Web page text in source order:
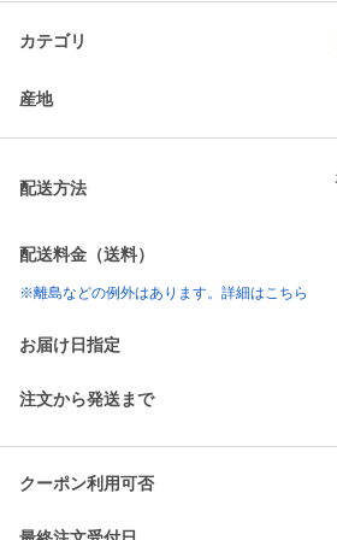
カテゴリ
産地
配送方法
配送料金（送料）
※離島などの例外はあります。詳細はこちら
お届け日指定
注文から発送まで
クーポン利用可否